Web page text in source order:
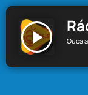
Ouça